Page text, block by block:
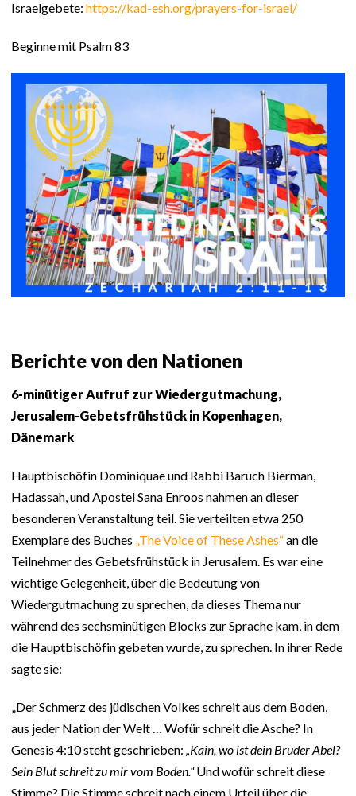
Israelgebete: https://kad-esh.org/prayers-for-israel/
Beginne mit Psalm 83
Berichte von den Nationen
6-minütiger Aufruf zur Wiedergutmachung,
Jerusalem-Gebetsfrühstück in Kopenhagen,
Dänemark
Hauptbischöfin Dominiquae und Rabbi Baruch Bierman,
Hadassah, und Apostel Sana Enroos nahmen an dieser
besonderen Veranstaltung teil. Sie verteilten etwa 250
Exemplare des Buches „The Voice of These Ashes“an die
Teilnehmer des Gebetsfrühstück in Jerusalem. Es war eine
wichtige Gelegenheit, über die Bedeutung von
Wiedergutmachung zu sprechen, da dieses Thema nur
während des sechsminütigen Blocks zur Sprache kam, in dem
die Hauptbischöfin gebeten wurde, zu sprechen. In ihrer Rede
sagte sie:
„Der Schmerz des jüdischen Volkes schreit aus dem Boden,
aus jeder Nation der Welt … Wofür schreit die Asche? In
Genesis 4:10 steht geschrieben: „Kain, wo ist dein Bruder Abel?
Sein Blut schreit zu mir vom Boden.“Und wofür schreit diese
Stimme? Die Stimme schreit nach einem Urteil über die